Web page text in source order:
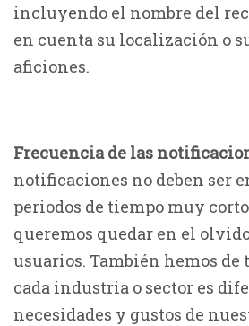
incluyendo el nombre del
en cuenta su localización o
aficiones.
Frecuencia de las
notificaciones no deben ser
periodos de tiempo muy
queremos quedar en el
usuarios. También hemos de
cada industria o sector es
necesidades y gustos de